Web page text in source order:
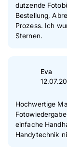
1 Sterne
Zur Echtheit
dutzende
Bestellung,
Prozess. Ich
Sternen.
Eva
Hochwertige
Fotowiedergabe,
einfache
Handytechnik